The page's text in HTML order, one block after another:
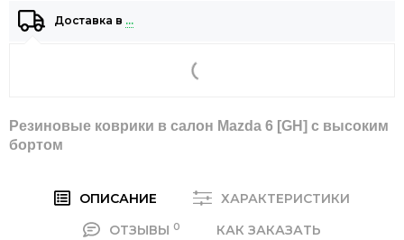
Доставка в …
Резиновые коврики в салон Mazda 6 [GH] c высоким
бортом
ОПИСАНИЕ
ХАРАКТЕРИСТИКИ
ОТЗЫВЫ 0
КАК ЗАКАЗАТЬ